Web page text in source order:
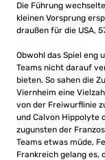
Die Führung
kleinen Vorsprung
draußen für die USA,
Obwohl das Spiel eng
Teams nicht darauf
bieten. So sahen die
Viernheim eine
von der Freiwurflinie
und Calvon Hippolyte
zugunsten der
Teams etwas müde,
Frankreich gelang es,